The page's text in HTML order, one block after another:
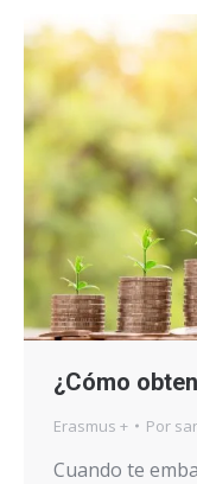
¿Cómo
Erasmus + Por
Cuando te